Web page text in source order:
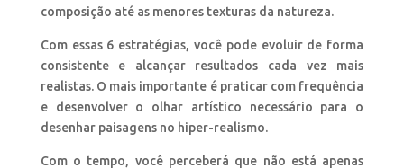
composição até as menores texturas da natureza.
Com essas 6 estratégias, você pode evoluir de forma
consistente e alcançar resultados cada vez mais
realistas. O mais importante é praticar com frequência
e desenvolver o olhar artístico necessário para o
desenhar paisagens no hiper-realismo.
Com o tempo, você perceberá que não está apenas